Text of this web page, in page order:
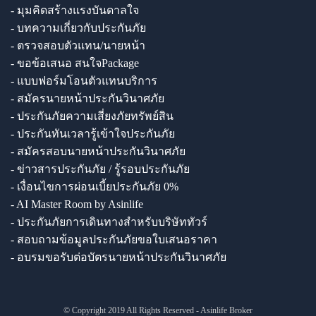
- มุมคิดสร้างแรงบันดาลใจ
- บทความเกี่ยวกับประกันภัย
- ตรวจสอบตัวแทน/นายหน้า
- ขอข้อเสนอ สนใจPackage
- แบบฟอร์มโอนตัวแทนบริการ
- สมัครนายหน้าประกันวินาศภัย
- ประกันภัยความเสี่ยงภัยทรัพย์สิน
- ประกันทันเวลารู้เข้าใจประกันภัย
- สมัครสอบนายหน้าประกันวินาศภัย
- ข่าวสารประกันภัย / รู้รอบประกันภัย
- เงื่อนไขการผ่อนเบี้ยประกันภัย 0%
- AI Master Room by Asinlife
- ประกันภัยการเดินทางสำหรับบริษัททัวร์
- สอบถามข้อมูลประกันภัยขอใบเสนอราคา
- อบรมขอรับต่อบัตรนายหน้าประกันวินาศภัย
© Copyright 2019 All Rights Reserved - Asinlife Broker